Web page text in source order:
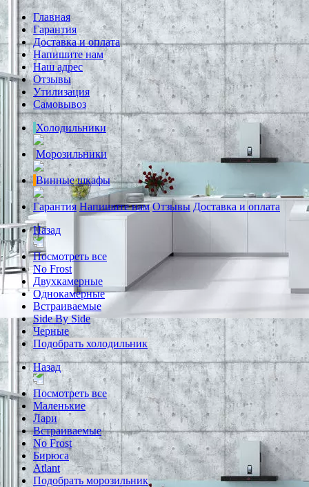
Главная
Гарантия
Доставка и оплата
Напишите нам
Наш адрес
Отзывы
Утилизация
Самовывоз
Холодильники
Морозильники
Винные шкафы
Гарантия Напишите нам Отзывы Доставка и оплата
Назад
Посмотреть все
No Frost
Двухкамерные
Однокамерные
Встраиваемые
Side By Side
Черные
Подобрать холодильник
Назад
Посмотреть все
Маленькие
Лари
Встраиваемые
No Frost
Бирюса
Atlant
Подобрать морозильник